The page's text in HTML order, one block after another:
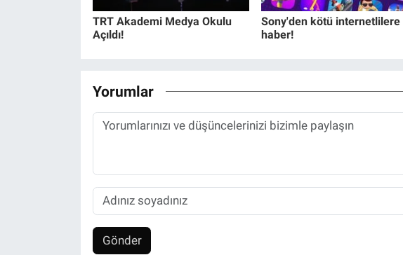
TRT Akademi Medya Okulu
Açıldı!
Sony'den kötü internetlilere
haber!
Yorumlar
Gönder